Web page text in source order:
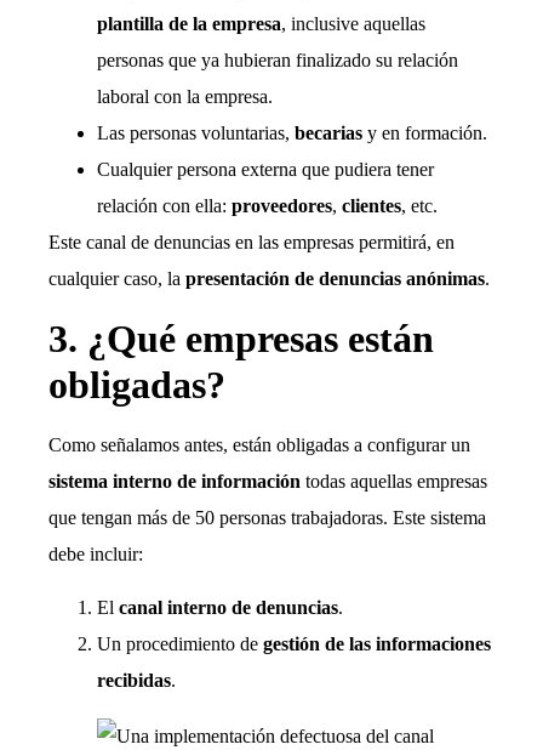
plantilla de la empresa, inclusive aquellas
personas que ya hubieran finalizado su relación
laboral con la empresa.
Las personas voluntarias, becarias y en formación.
Cualquier persona externa que pudiera tener
relación con ella: proveedores, clientes, etc.
Este canal de denuncias en las empresas permitirá, en
cualquier caso, la presentación de denuncias anónimas.
3. ¿Qué empresas están
obligadas?
Como señalamos antes, están obligadas a configurar un
sistema interno de información todas aquellas empresas
que tengan más de 50 personas trabajadoras. Este sistema
debe incluir:
El canal interno de denuncias.
Un procedimiento de gestión de las informaciones
recibidas.